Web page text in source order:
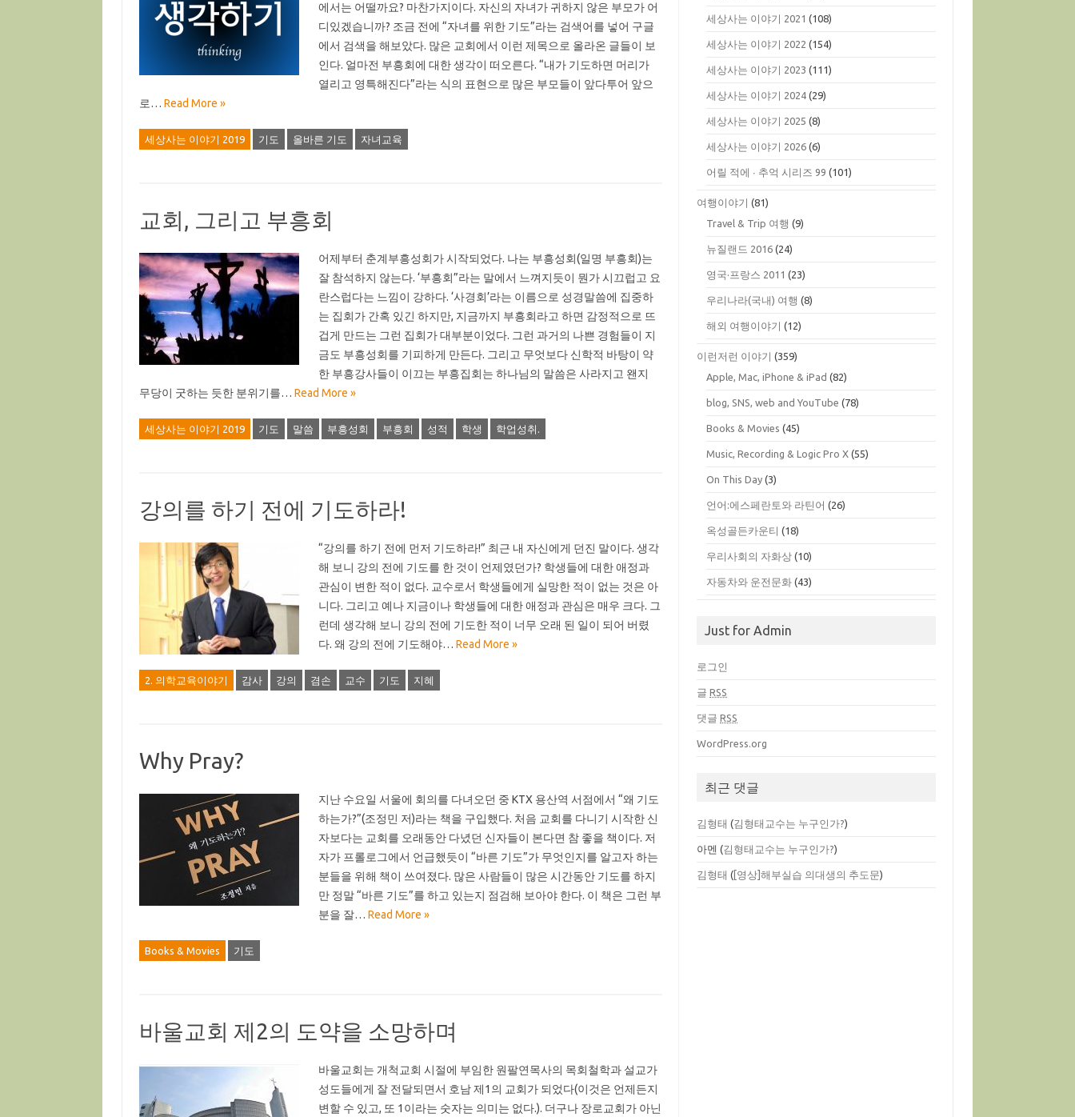
에서는 어떨까요? 마찬가지이다. 자신의 자녀가 귀하지 않은 부모가 어
디있겠습니까? 조금 전에 “자녀를 위한 기도”라는 검색어를 넣어 구글
에서 검색을 해보았다. 많은 교회에서 이런 제목으로 올라온 글들이 보
인다. 얼마전 부흥회에 대한 생각이 떠오른다. “내가 기도하면 머리가
열리고 영특해진다”라는 식의 표현으로 많은 부모들이 앞다투어 앞으
로… Read More »
세상사는 이야기 2019 기도 올바른 기도 자녀교육
교회, 그리고 부흥회
어제부터 춘계부흥성회가 시작되었다. 나는 부흥성회(일명 부흥회)는
잘 참석하지 않는다. ‘부흥회”라는 말에서 느껴지듯이 뭔가 시끄럽고 요
란스럽다는 느낌이 강하다. ‘사경회’라는 이름으로 성경말씀에 집중하
는 집회가 간혹 있긴 하지만, 지금까지 부흥회라고 하면 감정적으로 뜨
겁게 만드는 그런 집회가 대부분이었다. 그런 과거의 나쁜 경험들이 지
금도 부흥성회를 기피하게 만든다. 그리고 무엇보다 신학적 바탕이 약
한 부흥강사들이 이끄는 부흥집회는 하나님의 말씀은 사라지고 왠지
무당이 굿하는 듯한 분위기를… Read More »
세상사는 이야기 2019 기도 말씀 부흥성회 부흥회 성적 학생 학업성취.
강의를 하기 전에 기도하라!
“강의를 하기 전에 먼저 기도하라!” 최근 내 자신에게 던진 말이다. 생각
해 보니 강의 전에 기도를 한 것이 언제였던가? 학생들에 대한 애정과
관심이 변한 적이 없다. 교수로서 학생들에게 실망한 적이 없는 것은 아
니다. 그리고 예나 지금이나 학생들에 대한 애정과 관심은 매우 크다. 그
런데 생각해 보니 강의 전에 기도한 적이 너무 오래 된 일이 되어 버렸
다. 왜 강의 전에 기도해야… Read More »
2. 의학교육이야기 감사 강의 겸손 교수 기도 지혜
Why Pray?
지난 수요일 서울에 회의를 다녀오던 중 KTX 용산역 서점에서 “왜 기도
하는가?”(조정민 저)라는 책을 구입했다. 처음 교회를 다니기 시작한 신
자보다는 교회를 오래동안 다녔던 신자들이 본다면 참 좋을 책이다. 저
자가 프롤로그에서 언급했듯이 “바른 기도”가 무엇인지를 알고자 하는
분들을 위해 책이 쓰여졌다. 많은 사람들이 많은 시간동안 기도를 하지
만 정말 “바른 기도”를 하고 있는지 점검해 보아야 한다. 이 책은 그런 부
분을 잘… Read More »
Books & Movies 기도
바울교회 제2의 도약을 소망하며
바울교회는 개척교회 시절에 부임한 원팔연목사의 목회철학과 설교가
성도들에게 잘 전달되면서 호남 제1의 교회가 되었다(이것은 언제든지
변할 수 있고, 또 1이라는 숫자는 의미는 없다.). 더구나 장로교회가 아닌
세상사는 이야기 2021 (108)
세상사는 이야기 2022 (154)
세상사는 이야기 2023 (111)
세상사는 이야기 2024 (29)
세상사는 이야기 2025 (8)
세상사는 이야기 2026 (6)
어릴 적에 ∙ 추억 시리즈 99 (101)
여행이야기 (81)
Travel & Trip 여행 (9)
뉴질랜드 2016 (24)
영국·프랑스 2011 (23)
우리나라(국내) 여행 (8)
해외 여행이야기 (12)
이런저런 이야기 (359)
Apple, Mac, iPhone & iPad (82)
blog, SNS, web and YouTube (78)
Books & Movies (45)
Music, Recording & Logic Pro X (55)
On This Day (3)
언어:에스페란토와 라틴어 (26)
옥성골든카운티 (18)
우리사회의 자화상 (10)
자동차와 운전문화 (43)
Just for Admin
로그인
글RSS
댓글RSS
WordPress.org
최근 댓글
김형태 (김형태교수는 누구인가?)
아멘 (김형태교수는 누구인가?)
김형태 ( [영상]해부실습 의대생의 추도문)